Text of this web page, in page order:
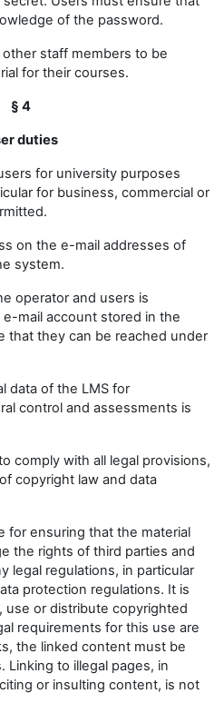
of the password.
staff members to be
for their courses.
§ 4
duties
for university purposes
for business, commercial or
on the e-mail addresses of
system.
operator and users is
mail account stored in the
that they can be reached under
data of the LMS for
control and assessments is
comply with all legal provisions,
copyright law and data
for ensuring that the material
the rights of third parties and
legal regulations, in particular
protection regulations. It is
or distribute copyrighted
requirements for this use are
the linked content must be
Linking to illegal pages, in
or insulting content, is not